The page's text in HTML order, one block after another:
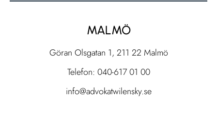
MALMÖ
Göran Olsgatan 1, 211 22 Malmö
Telefon: 040-617 01 00
info@advokatwilensky.se